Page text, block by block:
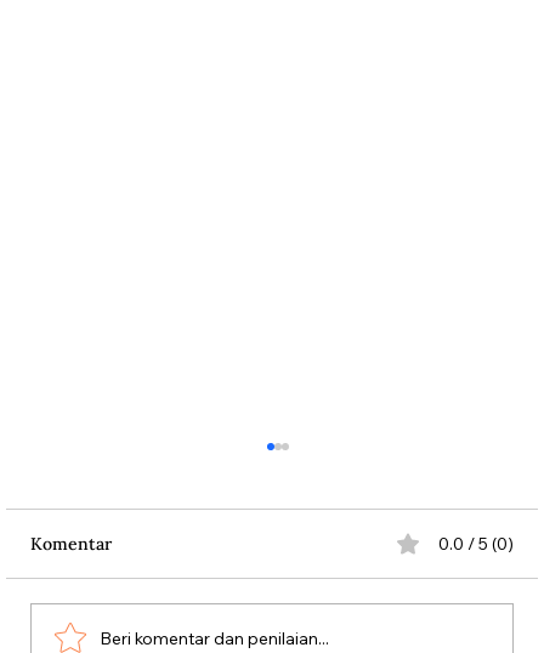
Komentar 0.0 / 5 (0)
Beri komentar dan penilaian...